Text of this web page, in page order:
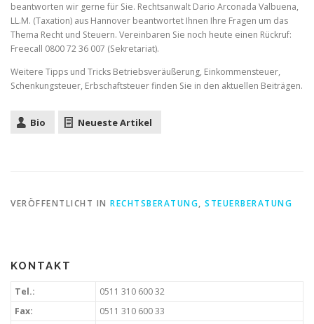
beantworten wir gerne für Sie. Rechtsanwalt Dario Arconada Valbuena,
LL.M. (Taxation) aus Hannover beantwortet Ihnen Ihre Fragen um das
Thema Recht und Steuern. Vereinbaren Sie noch heute einen Rückruf:
Freecall 0800 72 36 007 (Sekretariat).
Weitere Tipps und Tricks Betriebsveräußerung, Einkommensteuer,
Schenkungsteuer, Erbschaftsteuer finden Sie in den aktuellen Beiträgen.
Bio Neueste Artikel
VERÖFFENTLICHT IN RECHTSBERATUNG, STEUERBERATUNG
KONTAKT
Tel.:
0511 310 600 32
Fax:
0511 310 600 33